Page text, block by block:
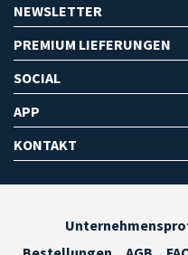
NEWSLETTER
PREMIUM LIEFERUNGEN
SOCIAL
APP
KONTAKT